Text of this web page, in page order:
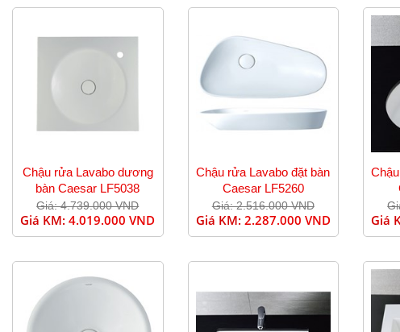
Chậu rửa Lavabo dương
bàn Caesar LF5038
Giá: 4.739.000 VND
Giá KM:4.019.000 VND
Chậu rửa Lavabo đặt bàn
Caesar LF5260
Giá: 2.516.000 VND
Giá KM: 2.287.000 VND Giá